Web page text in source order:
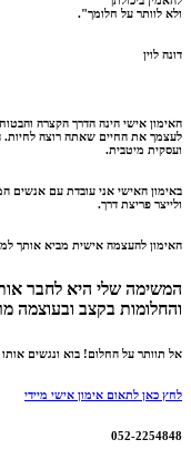
ולא לוותר על חלומך".
דונה לוין
האימון אישי הינה הדרך הקצרה
לעצמך את החיים שאתה רוצה לחיות.
ועסקית מיטבית.
באימון האישי אני עובדת עם אנשים
ולייצר פריצת דרך.
האימון להעצמה אישית מביא אותך
המשימה שלי היא לחבר
והחלומות בקצב ובעוצמה
אל תוותר על החלום! בוא ונגשים אותו
לחץ כאן לתאום אימון אישי מיידי
052-2254848